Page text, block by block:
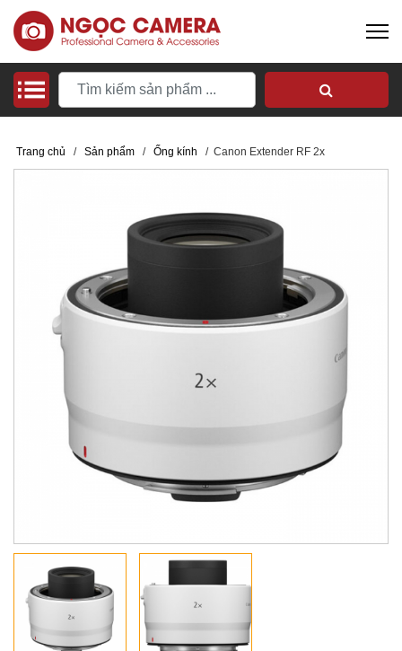
Trang chủ / Sản phẩm / Ống kính / Canon Extender RF 2x